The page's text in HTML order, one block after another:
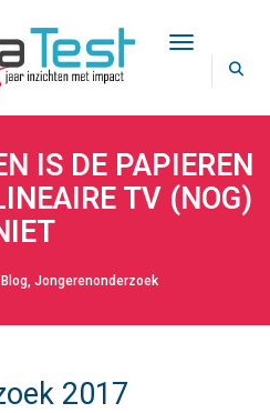
Toggle
IS DE PAPIEREN
TV (NOG)
Blog, Jongerenonderzoek
2017